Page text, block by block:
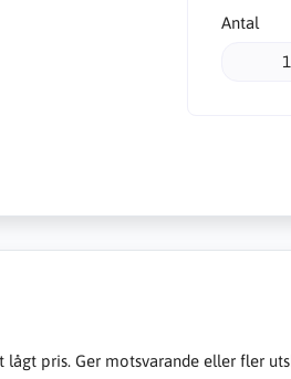
Antal
pris. Ger motsvarande eller fler